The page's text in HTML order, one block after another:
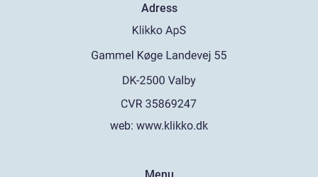
Adress
web: www.klikko.dk